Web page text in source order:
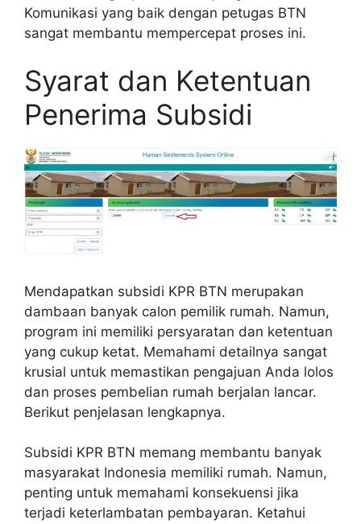
Komunikasi yang baik dengan petugas BTN
sangat membantu mempercepat proses ini.
Syarat dan Ketentuan
Penerima Subsidi
Mendapatkan subsidi KPR BTN merupakan
dambaan banyak calon pemilik rumah. Namun,
program ini memiliki persyaratan dan ketentuan
yang cukup ketat. Memahami detailnya sangat
krusial untuk memastikan pengajuan Anda lolos
dan proses pembelian rumah berjalan lancar.
Berikut penjelasan lengkapnya.
Subsidi KPR BTN memang membantu banyak
masyarakat Indonesia memiliki rumah. Namun,
penting untuk memahami konsekuensi jika
terjadi keterlambatan pembayaran. Ketahui